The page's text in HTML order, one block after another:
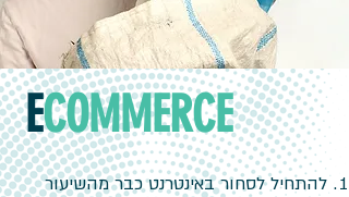
ECOMMERCE
להתחיל לסחור באינטרנט כבר מהשיעור